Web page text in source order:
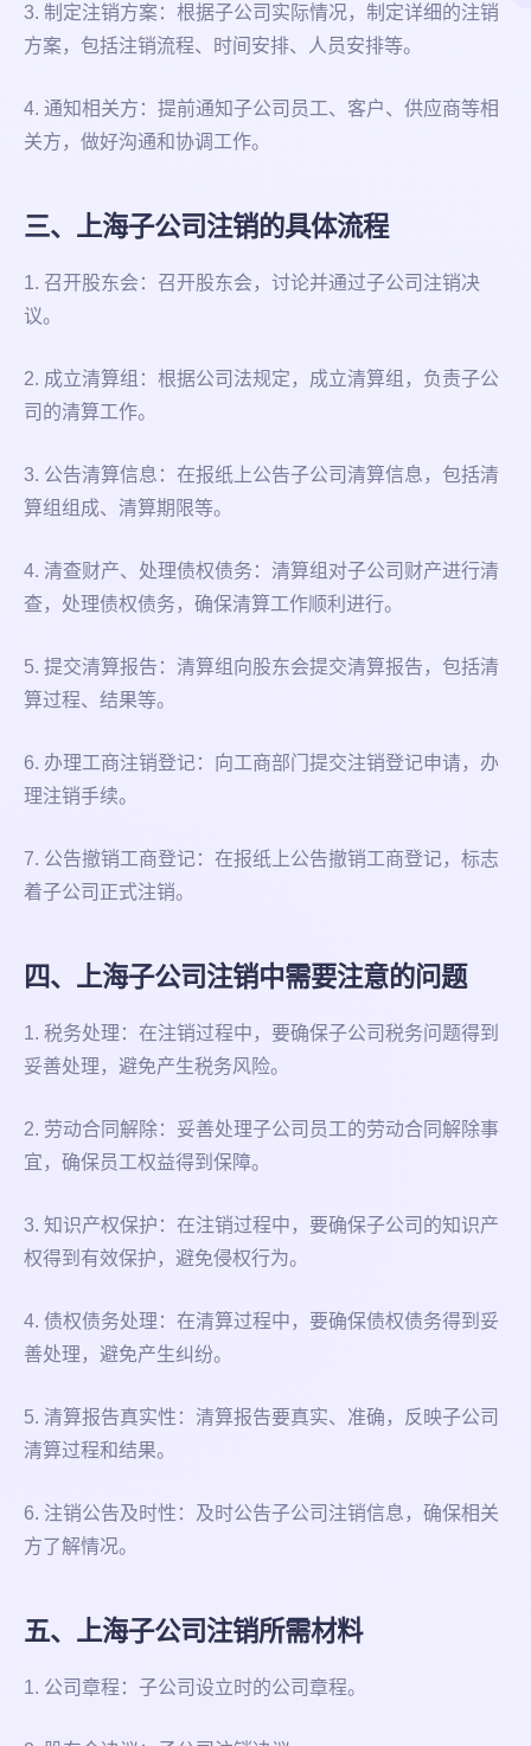
3. 制定注销方案：根据子公司实际情况，制定详细的注销
方案，包括注销流程、时间安排、人员安排等。
4. 通知相关方：提前通知子公司员工、客户、供应商等相
关方，做好沟通和协调工作。
三、上海子公司注销的具体流程
1. 召开股东会：召开股东会，讨论并通过子公司注销决
议。
2. 成立清算组：根据公司法规定，成立清算组，负责子公
司的清算工作。
3. 公告清算信息：在报纸上公告子公司清算信息，包括清
算组组成、清算期限等。
4. 清查财产、处理债权债务：清算组对子公司财产进行清
查，处理债权债务，确保清算工作顺利进行。
5. 提交清算报告：清算组向股东会提交清算报告，包括清
算过程、结果等。
6. 办理工商注销登记：向工商部门提交注销登记申请，办
理注销手续。
7. 公告撤销工商登记：在报纸上公告撤销工商登记，标志
着子公司正式注销。
四、上海子公司注销中需要注意的问题
1. 税务处理：在注销过程中，要确保子公司税务问题得到
妥善处理，避免产生税务风险。
2. 劳动合同解除：妥善处理子公司员工的劳动合同解除事
宜，确保员工权益得到保障。
3. 知识产权保护：在注销过程中，要确保子公司的知识产
权得到有效保护，避免侵权行为。
4. 债权债务处理：在清算过程中，要确保债权债务得到妥
善处理，避免产生纠纷。
5. 清算报告真实性：清算报告要真实、准确，反映子公司
清算过程和结果。
6. 注销公告及时性：及时公告子公司注销信息，确保相关
方了解情况。
五、上海子公司注销所需材料
1. 公司章程：子公司设立时的公司章程。